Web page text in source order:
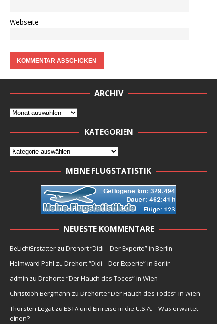
Webseite
ARCHIV
KATEGORIEN
MEINE FLUGSTATISTIK
NEUESTE KOMMENTARE
BeLichtErstatter zu Drehort “Didi – Der Experte” in Berlin
Helmward Pohl zu Drehort “Didi – Der Experte” in Berlin
admin zu Drehorte “Der Hauch des Todes” in Wien
Christoph Bergmann zu Drehorte “Der Hauch des Todes” in Wien
Thorsten Legat zu ESTA und Einreise in die U.S.A. – Was erwartet
einen?